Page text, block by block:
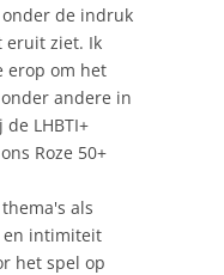
de indruk
eruit ziet. Ik
erop om het
andere in
LHBTI+
Roze 50+
als
en intimiteit
het spel op